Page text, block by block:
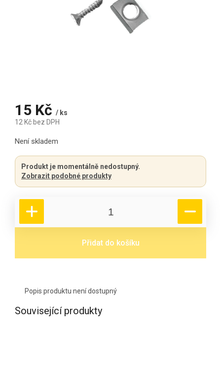
15 Kč / ks
12 Kč bez DPH
Není skladem
Produkt je momentálně nedostupný.
Zobrazit podobné produkty
Přidat do košíku
Popis produktu není dostupný
Související produkty